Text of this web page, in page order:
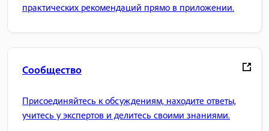
практических рекомендаций прямо в приложении.
Сообщество
Присоединяйтесь к обсуждениям, находите ответы,
учитесь у экспертов и делитесь своими знаниями.